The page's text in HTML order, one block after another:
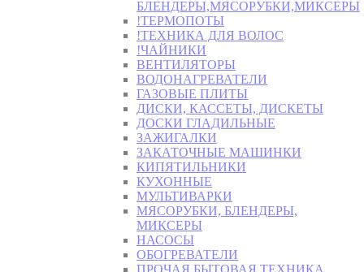
БЛЕНДЕРЫ,МЯСОРУБКИ,МИКСЕРЫ
!ТЕРМОПОТЫ
!ТЕХНИКА ДЛЯ ВОЛОС
!ЧАЙНИКИ
ВЕНТИЛЯТОРЫ
ВОДОНАГРЕВАТЕЛИ
ГАЗОВЫЕ ПЛИТЫ
ДИСКИ, КАССЕТЫ, ДИСКЕТЫ
ДОСКИ ГЛАДИЛЬНЫЕ
ЗАЖИГАЛКИ
ЗАКАТОЧНЫЕ МАШИНКИ
КИПЯТИЛЬНИКИ
КУХОННЫЕ
МУЛЬТИВАРКИ
МЯСОРУБКИ, БЛЕНДЕРЫ,
МИКСЕРЫ
НАСОСЫ
ОБОГРЕВАТЕЛИ